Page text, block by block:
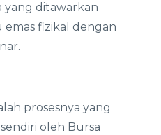
yang ditawarkan
emas fizikal dengan
prosesnya yang
oleh Bursa